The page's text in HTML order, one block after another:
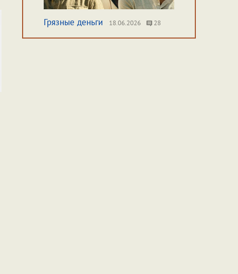
Грязные деньги 18.06.2026 28